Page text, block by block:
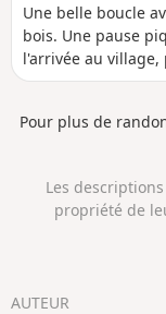
Une belle boucle
bois. Une pause
l'arrivée au
rénové et en état
Pour plus de
Les
propriété de
AUTEUR